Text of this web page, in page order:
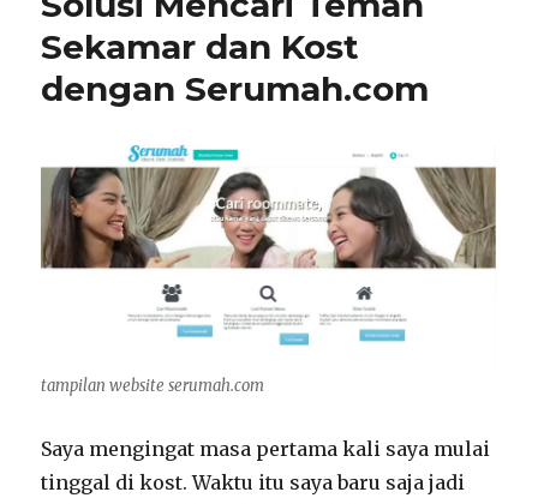
Sekamar dan Kost
dengan Serumah.com
tampilan website serumah.com
Saya mengingat masa pertama kali saya mulai
tinggal di kost. Waktu itu saya baru saja jadi